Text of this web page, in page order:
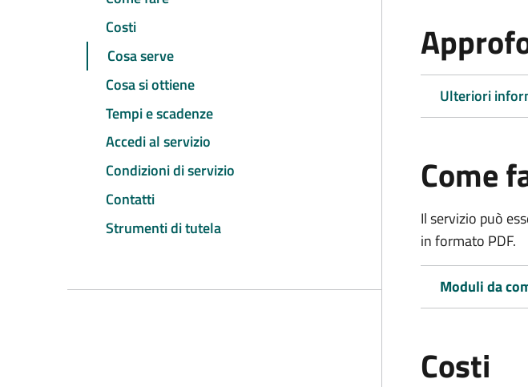
Costi
Cosa serve
Cosa si ottiene
Tempi e scadenze
Accedi al servizio
Condizioni di servizio
Contatti
Strumenti di tutela
Ulteriori
Come
Il servizio può
in formato PDF.
Moduli da
Costi